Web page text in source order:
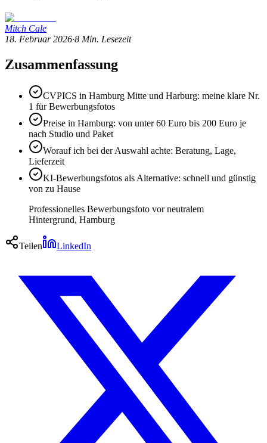
Mitch Cale
18. Februar 2026·8 Min. Lesezeit
Zusammenfassung
CVPICS in Hamburg Mitte und Harburg: meine klare Nr.
1 für Bewerbungsfotos
Preise in Hamburg: von unter 60 Euro bis 200 Euro je
nach Studio und Paket
Worauf ich bei der Auswahl achte: Beratung, Lage,
Lieferzeit
KI-Bewerbungsfotos als Alternative: schnell und günstig
von zu Hause
Professionelles Bewerbungsfoto vor neutralem
Hintergrund, Hamburg
Teilen LinkedIn